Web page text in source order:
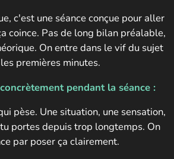
c'est une séance conçue pour aller
coince. Pas de long bilan préalable,
On entre dans le vif du sujet
premières minutes.
pendant la séance :
pèse. Une situation, une sensation,
portes depuis trop longtemps. On
par poser ça clairement.